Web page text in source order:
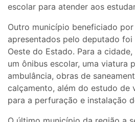
escolar para atender aos
Outro município beneficiado
apresentados pelo deputado foi
Oeste do Estado. Para a
um ônibus escolar, uma viatura
ambulância, obras de
calçamento, além do estudo de
para a perfuração e instalação